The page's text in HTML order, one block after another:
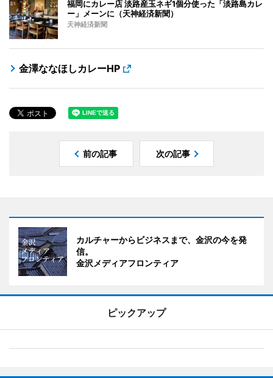
福岡にカレー店 淡路産玉ネギ1個分使った「淡路島カレ
ー」メーンに（天神経済新聞）
天神経済新聞
金澤ななほしカレーHP
前の記事 次の記事
カルチャーからビジネスまで、金沢の今を発
信。
金沢メディアフロンティア
ピックアップ